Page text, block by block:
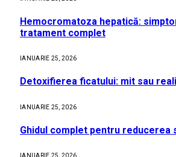
Hemocromatoza hepatică:
tratament complet
IANUARIE 25, 2026
Detoxifierea ficatului: mit sau
IANUARIE 25, 2026
Ghidul complet pentru reducerea
IANUARIE 25, 2026